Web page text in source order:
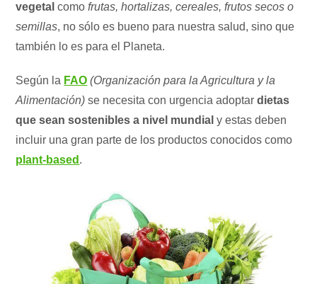
vegetal comofrutas, hortalizas, cereales, frutos secos o
semillas, no sólo es bueno para nuestra salud, sino que
también lo es para el Planeta.
Según la FAO (Organización para la Agricultura y la
Alimentación) se necesita con urgencia adoptardietas
que sean sostenibles a nivel mundial y estas deben
incluir una gran parte de los productos conocidos como
plant-based .